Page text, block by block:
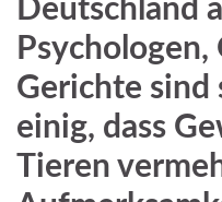
Deutschland
Psychologen,
Gerichte
einig, dass
Tieren